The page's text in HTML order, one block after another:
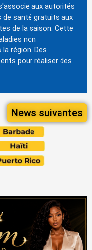
aux autorités
santé gratuits aux
de la saison. Cette
non
région. Des
pour réaliser des
News suivantes